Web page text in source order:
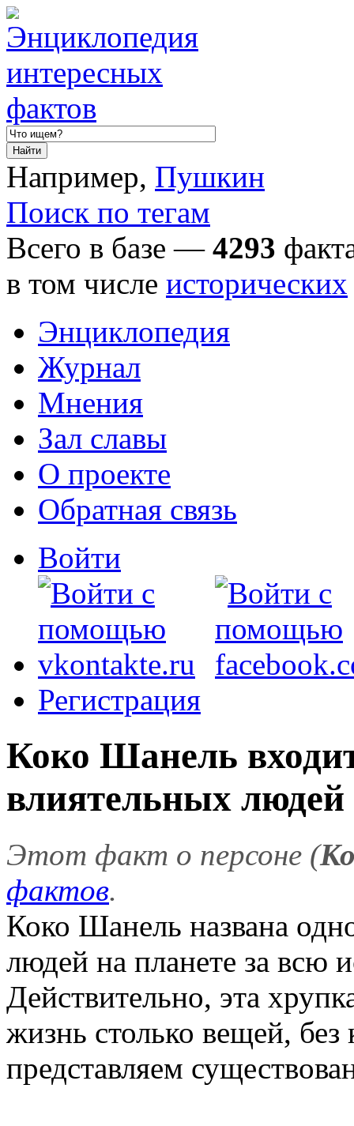
Например, Пушкин
Поиск по тегам
Всего в базе — 4293
в том числе исторических
Энциклопедия
Журнал
Мнения
Зал славы
О проекте
Обратная связь
Войти
Регистрация
Коко Шанель
влиятельных людей
Этот факт о персоне (
фактов.
Коко Шанель названа
людей на планете за всю
Действительно, эта
жизнь столько вещей,
представляем